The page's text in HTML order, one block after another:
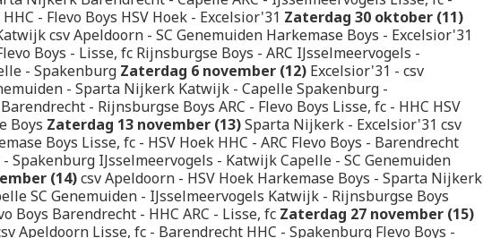
- Flevo Boys HSV Hoek - Excelsior'31 Zaterdag 30 oktober (11)
csv Apeldoorn - SC Genemuiden Harkemase Boys - Excelsior'31
Boys - Lisse, fc Rijnsburgse Boys - ARC IJsselmeervogels -
- Spakenburg Zaterdag 6 november (12) Excelsior'31 - csv
- Sparta Nijkerk Katwijk - Capelle Spakenburg -
- Rijnsburgse Boys ARC - Flevo Boys Lisse, fc - HHC HSV
Boys Zaterdag 13 november (13)Sparta Nijkerk - Excelsior'31 csv
Boys Lisse, fc - HSV Hoek HHC - ARC Flevo Boys - Barendrecht
Spakenburg IJsselmeervogels - Katwijk Capelle - SC Genemuiden
(14)csv Apeldoorn - HSV Hoek Harkemase Boys - Sparta Nijkerk
SC Genemuiden - IJsselmeervogels Katwijk - Rijnsburgse Boys
Boys Barendrecht - HHC ARC - Lisse, fc Zaterdag 27 november (15)
Apeldoorn Lisse, fc - Barendrecht HHC - Spakenburg Flevo Boys -